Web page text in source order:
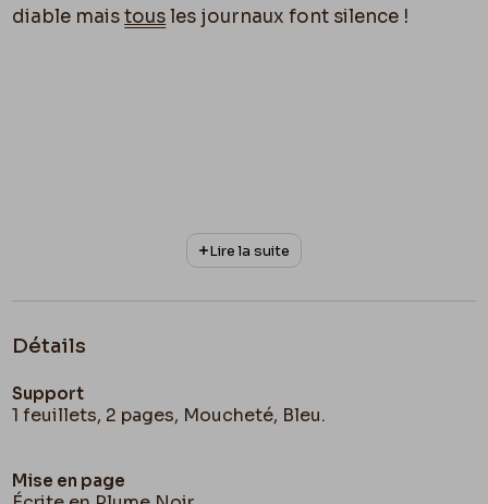
diable maistousles journaux font silence !
Lire la suite
Détails
Support
1 feuillets, 2 pages, Moucheté, Bleu.
Mise en page